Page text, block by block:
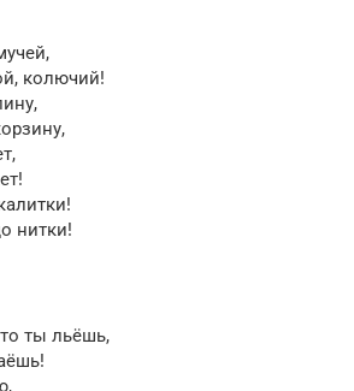
колючий!
нитки!
ты льёшь,